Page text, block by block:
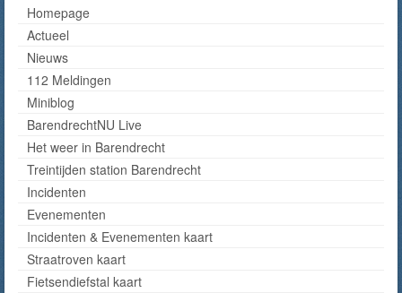
Homepage
Actueel
Nieuws
112 Meldingen
Miniblog
BarendrechtNU Live
Het weer in Barendrecht
Treintijden station Barendrecht
Incidenten
Evenementen
Incidenten & Evenementen kaart
Straatroven kaart
Fietsendiefstal kaart